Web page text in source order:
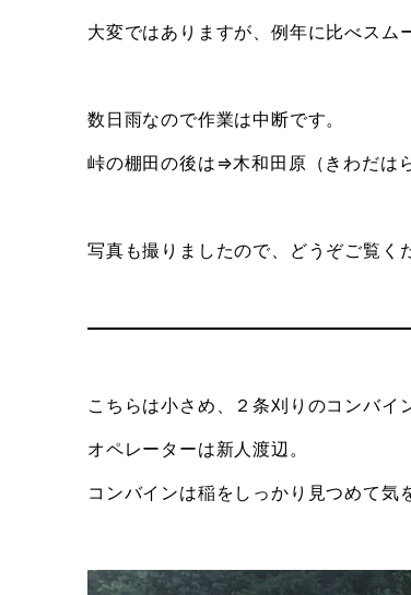
大変ではありますが、例年に比べスム
数日雨なので作業は中断です。
峠の棚田の後は⇒木和田原（きわだは
写真も撮りましたので、どうぞご覧く
こちらは小さめ、２条刈りのコンバイ
オペレーターは新人渡辺。
コンバインは稲をしっかり見つめて気